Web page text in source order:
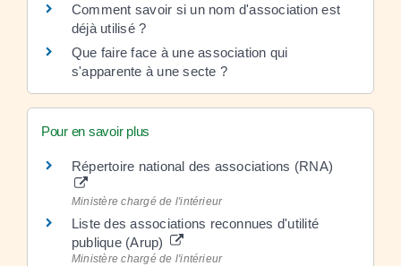
Comment savoir si un nom d'association est
déjà utilisé ?
Que faire face à une association qui
s'apparente à une secte ?
Pour en savoir plus
Répertoire national des associations (RNA)
Ministère chargé de l'intérieur
Liste des associations reconnues d'utilité
publique (Arup)
Ministère chargé de l'intérieur